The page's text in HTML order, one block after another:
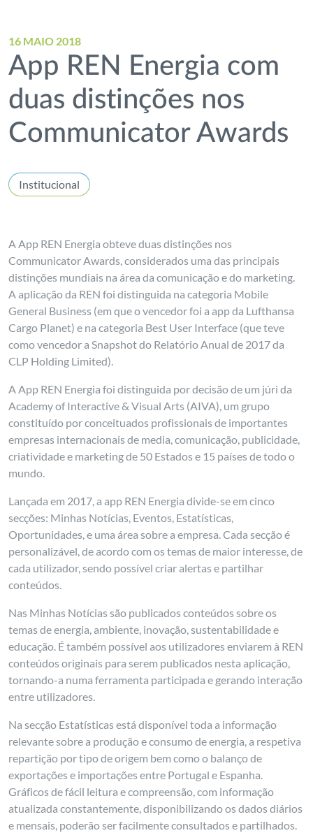
16 MAIO 2018
App REN Energia com
duas distinções nos
Communicator Awards
Institucional
A App REN Energia obteve duas distinções nos
Communicator Awards, considerados uma das principais
distinções mundiais na área da comunicação e do marketing.
A aplicação da REN foi distinguida na categoria Mobile
General Business (em que o vencedor foi a app da Lufthansa
Cargo Planet) e na categoria Best User Interface (que teve
como vencedor a Snapshot do Relatório Anual de 2017 da
CLP Holding Limited).
A App REN Energia foi distinguida por decisão de um júri da
Academy of Interactive & Visual Arts (AIVA), um grupo
constituído por conceituados profissionais de importantes
empresas internacionais de media, comunicação, publicidade,
criatividade e marketing de 50 Estados e 15 países de todo o
mundo.
Lançada em 2017, a app REN Energia divide-se em cinco
secções: Minhas Notícias, Eventos, Estatísticas,
Oportunidades, e uma área sobre a empresa. Cada secção é
personalizável, de acordo com os temas de maior interesse, de
cada utilizador, sendo possível criar alertas e partilhar
conteúdos.
Nas Minhas Notícias são publicados conteúdos sobre os
temas de energia, ambiente, inovação, sustentabilidade e
educação. É também possível aos utilizadores enviarem à REN
conteúdos originais para serem publicados nesta aplicação,
tornando-a numa ferramenta participada e gerando interação
entre utilizadores.
Na secção Estatísticas está disponível toda a informação
relevante sobre a produção e consumo de energia, a respetiva
repartição por tipo de origem bem como o balanço de
exportações e importações entre Portugal e Espanha.
Gráficos de fácil leitura e compreensão, com informação
atualizada constantemente, disponibilizando os dados diários
e mensais, poderão ser facilmente consultados e partilhados.